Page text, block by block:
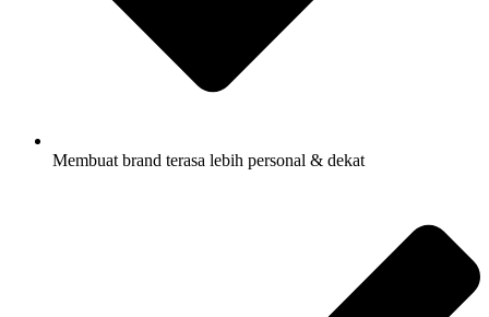
Membuat brand terasa lebih personal & dekat